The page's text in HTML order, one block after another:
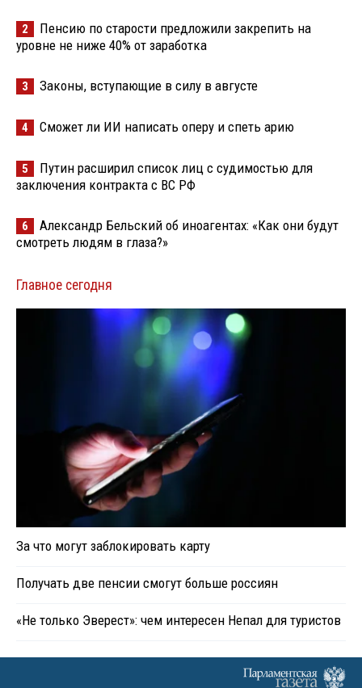
2
Пенсию по старости предложили закрепить на
уровне не ниже 40% от заработка
3 Законы, вступающие в силу в августе
4 Сможет ли ИИ написать оперу и спеть арию
5
Путин расширил список лиц с судимостью для
заключения контракта с ВС РФ
6
Александр Бельский об иноагентах: «Как они будут
смотреть людям в глаза?»
Главное сегодня
За что могут заблокировать карту
Получать две пенсии смогут больше россиян
«Не только Эверест»: чем интересен Непал для туристов